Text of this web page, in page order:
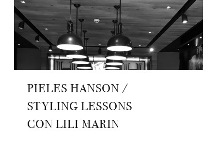
PIELES HANSON /
STYLING LESSONS
CON LILI MARIN